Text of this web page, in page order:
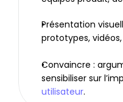
Présentation
prototypes,
Convaincre :
sensibiliser sur
utilisateur.